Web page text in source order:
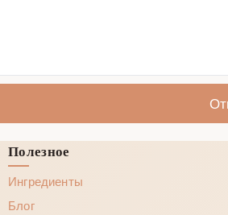
Полезное
Ингредиенты
Блог